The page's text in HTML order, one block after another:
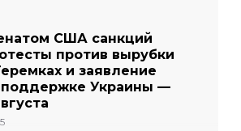
США санкций
против вырубки
и заявление
поддержке Украины —